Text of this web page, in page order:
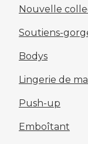
Nouvelle
Soutiens-
Bodys
Lingerie de
Push-up
Emboîtant